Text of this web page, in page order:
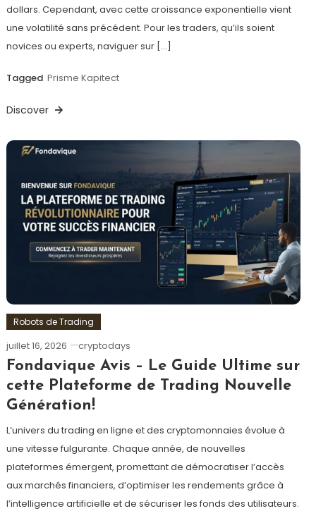
dollars. Cependant, avec cette croissance exponentielle vient
une volatilité sans précédent. Pour les traders, qu’ils soient
novices ou experts, naviguer sur […]
Tagged Prisme Kapitect
Discover
Robots de Trading
juillet 16, 2026 cryptodays
Fondavique Avis – Le Guide Ultime sur
cette Plateforme de Trading Nouvelle
Génération!
L’univers du trading en ligne et des cryptomonnaies évolue à
une vitesse fulgurante. Chaque année, de nouvelles
plateformes émergent, promettant de démocratiser l’accès
aux marchés financiers, d’optimiser les rendements grâce à
l’intelligence artificielle et de sécuriser les fonds des utilisateurs.